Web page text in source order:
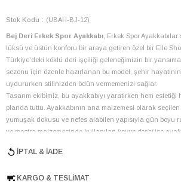
Stok Kodu (UBAH-BJ-12)
Bej Deri Erkek Spor Ayakkabı , Erkek Spor
lüksü ve üstün konforu bir araya getiren özel bir Elle
Türkiye'deki köklü deri işçiliği geleneğimizin bir
sezonu için özenle hazırlanan bu model, şehir
uydururken stilinizden ödün vermemenizi sağlar.
Tasarım ekibimiz, bu ayakkabıyı yaratırken hem estetiği
planda tuttu. Ayakkabının ana malzemesi olarak seçilen
yumuşak dokusu ve nefes alabilen yapısıyla gün boyu
ve mostra malzemesinde kullanılan koyun derisiise
özelliklerinden biri olan
yastıklama sağlar.
İPTAL & İADE
KARGO & TESLIMAT